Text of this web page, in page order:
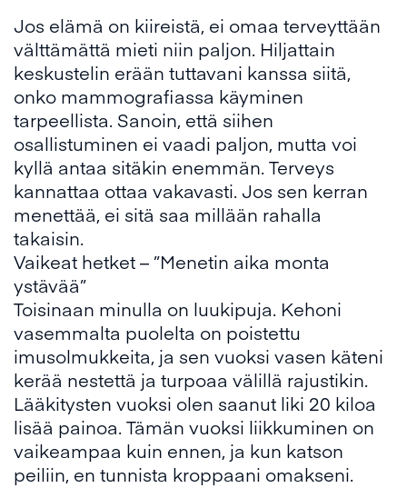
Jos elämä on kiireistä, ei omaa terveyttään
välttämättä mieti niin paljon. Hiljattain
keskustelin erään tuttavani kanssa siitä,
onko mammografiassa käyminen
tarpeellista. Sanoin, että siihen
osallistuminen ei vaadi paljon, mutta voi
kyllä antaa sitäkin enemmän. Terveys
kannattaa ottaa vakavasti. Jos sen kerran
menettää, ei sitä saa millään rahalla
takaisin.
Vaikeat hetket – ”Menetin aika monta
ystävää”
Toisinaan minulla on luukipuja. Kehoni
vasemmalta puolelta on poistettu
imusolmukkeita, ja sen vuoksi vasen käteni
kerää nestettä ja turpoaa välillä rajustikin.
Lääkitysten vuoksi olen saanut liki 20 kiloa
lisää painoa. Tämän vuoksi liikkuminen on
vaikeampaa kuin ennen, ja kun katson
peiliin, en tunnista kroppaani omakseni.